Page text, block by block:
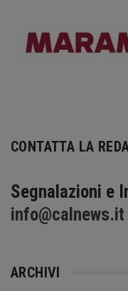
CONTATTA LA
Segnalazioni e
info@calnews.it
ARCHIVI